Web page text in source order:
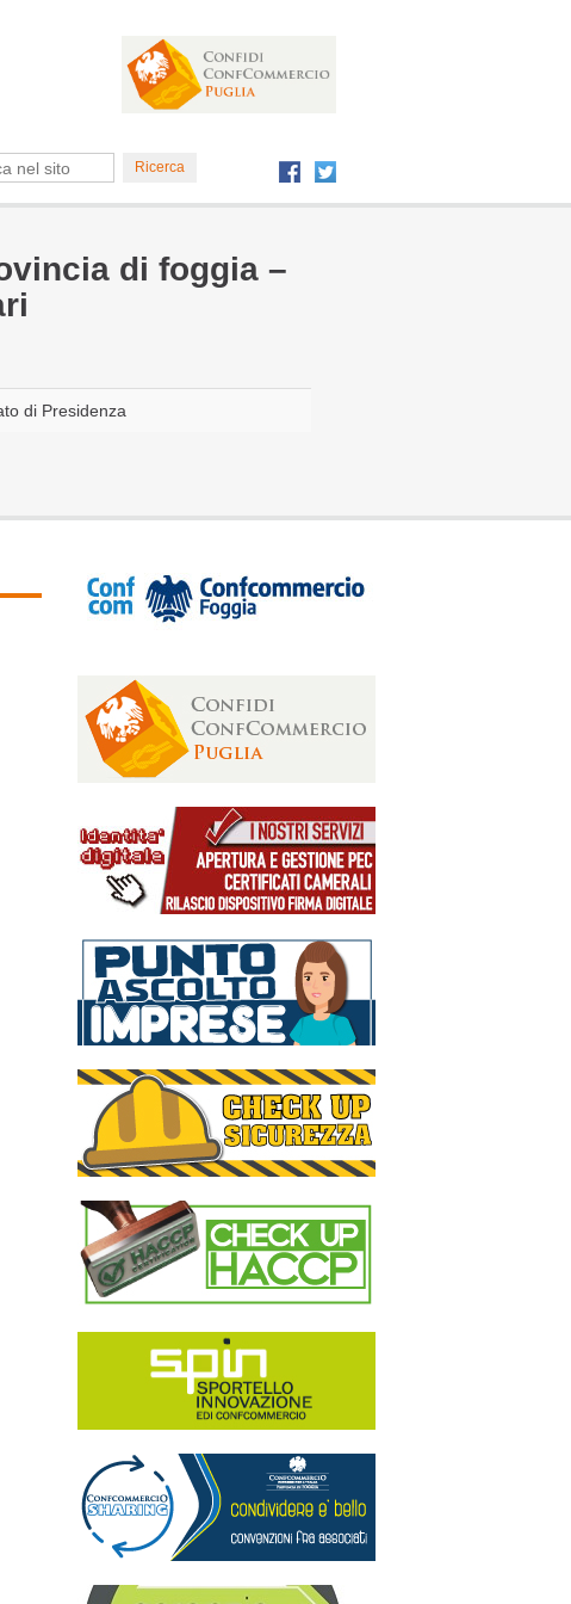
di foggia –
di Presidenza